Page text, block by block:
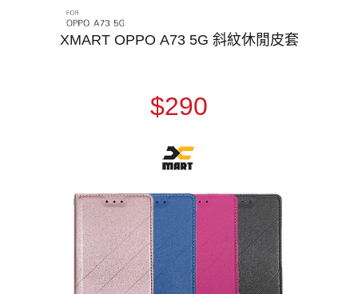
XMART OPPO A73 5G 斜紋休閒皮套
$290